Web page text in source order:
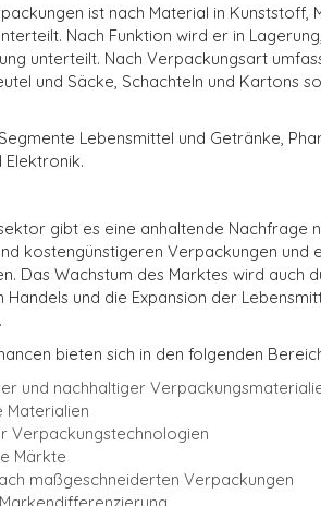
ist nach Material in Kunststoff,
Nach Funktion wird er in
unterteilt. Nach Verpackungsart
und Säcke, Schachteln und Kartons
Lebensmittel und Getränke,
gibt es eine anhaltende Nachfrage
kostengünstigeren Verpackungen und
Das Wachstum des Marktes wird auch
und die Expansion der
bieten sich in den folgenden
und nachhaltiger
Materialien
Verpackungstechnologien
Märkte
maßgeschneiderten Verpackungen